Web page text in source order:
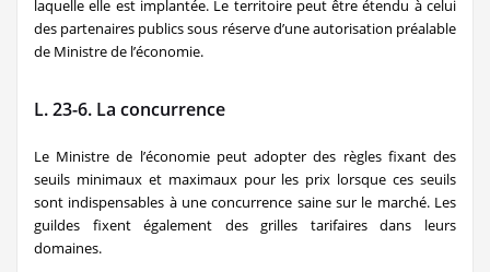
laquelle elle est implantée. Le territoire peut être étendu à celui
des partenaires publics sous réserve d’une autorisation préalable
de Ministre de l’économie.
L. 23-6. La concurrence
Le Ministre de l’économie peut adopter des règles fixant des
seuils minimaux et maximaux pour les prix lorsque ces seuils
sont indispensables à une concurrence saine sur le marché. Les
guildes fixent également des grilles tarifaires dans leurs
domaines.